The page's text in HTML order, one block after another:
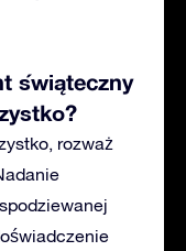
świąteczny
rozważ